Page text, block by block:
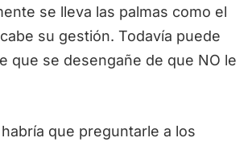
se lleva las palmas como el
su gestión. Todavía puede
que se desengañe de que NO le
que preguntarle a los